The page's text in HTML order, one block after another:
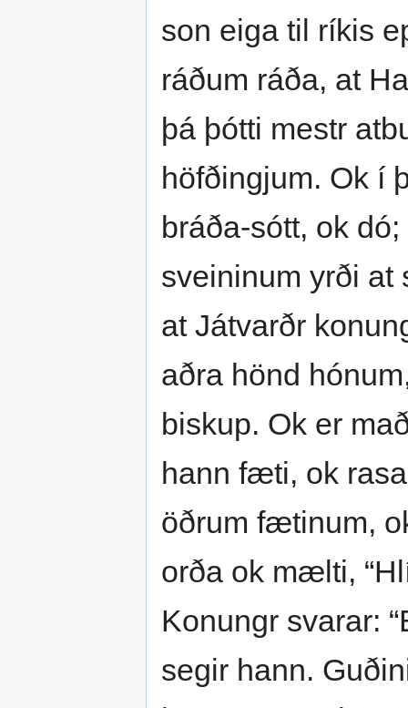
son eiga til ríkis
ráðum ráða, at
þá þótti mestr
höfðingjum. Ok í
bráða-sótt, ok
sveininum yrði at
at Játvarðr
aðra hönd
biskup. Ok er
hann fæti, ok
öðrum fætinum,
orða ok mælti,
Konungr svarar:
segir hann.